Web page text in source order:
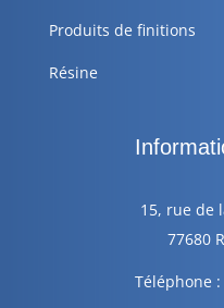
Produits de finitions
Résine
15, rue de
77680
Téléphone